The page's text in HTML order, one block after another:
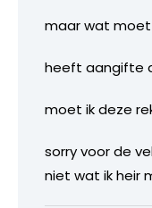
maar wat moet
heeft aangifte
moet ik deze
sorry voor de
niet wat ik heir